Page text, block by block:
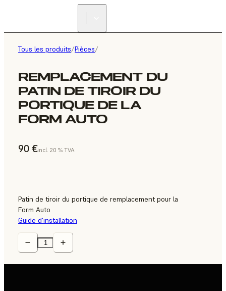
Tous les produits/Pièces/
REMPLACEMENT DU
PATIN DE TIROIR DU
PORTIQUE DE LA
FORM AUTO
90 €incl. 20 % TVA
Patin de tiroir du portique de remplacement pour la
Form Auto
Guide d'installation